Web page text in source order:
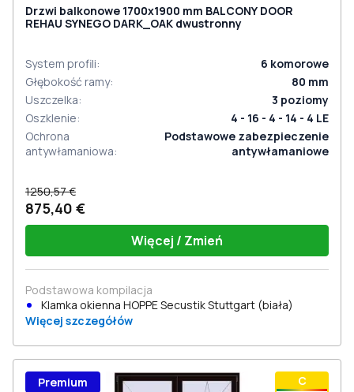
Drzwi balkonowe 1700x1900 mm BALCONY DOOR
REHAU SYNEGO DARK_OAK dwustronny
System profili: 6 komorowe
Głębokość ramy: 80 mm
Uszczelka: 3 poziomy
Oszklenie:
4 - 16 - 4 - 14 - 4 LE
Ochrona
antywłamaniowa:
Podstawowe zabezpieczenie
antywłamaniowe
1250,57 €
875,40 €
Więcej / Zmień
Podstawowa kompilacja
Klamka okienna HOPPE Secustik Stuttgart (biała)
Więcej szczegółów
С
Premium